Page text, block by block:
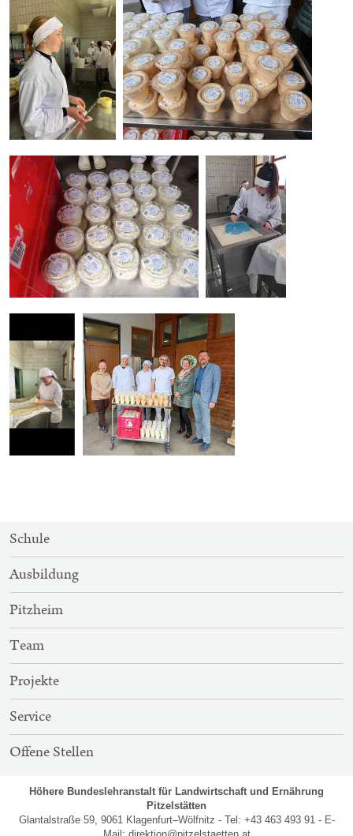
SITEMAP-
NAVIGATION
Schule
Ausbildung
Pitzheim
Team
Projekte
Service
Offene Stellen
Höhere Bundeslehranstalt für Landwirtschaft und Ernährung
Pitzelstätten
Glantalstraße 59, 9061 Klagenfurt–Wölfnitz - Tel: +43 463 493 91 - E-